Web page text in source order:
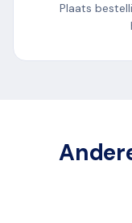
Plaats